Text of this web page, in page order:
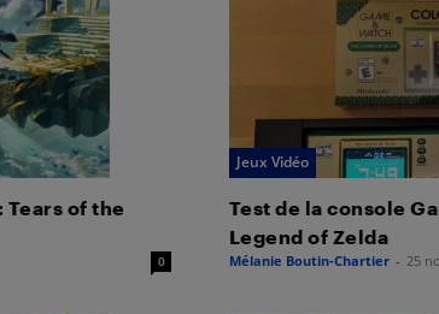
Tears of the
0
Jeux Vidéo
Test de la console
Legend of Zelda
Mélanie Boutin-Chartier - 25